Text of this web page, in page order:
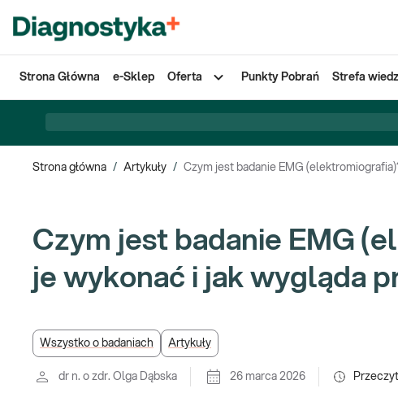
Strona Główna e-Sklep Oferta Punkty Pobrań Strefa
Strona główna / Artykuły / Czym jest badanie EMG
Czym jest badanie EMG
je wykonać i jak wygląda
Wszystko o badaniach Artykuły
dr n. o zdr. Olga Dąbska 26 marca 2026